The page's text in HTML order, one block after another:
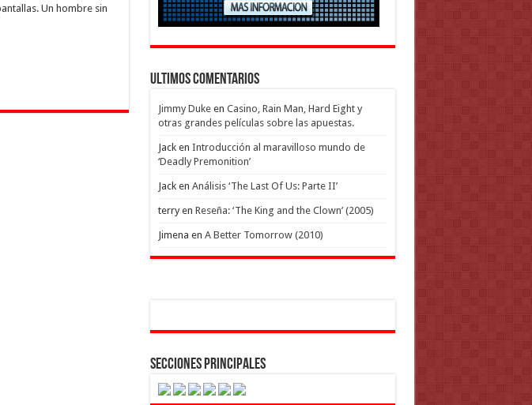
Un hombre sin
Ultimos Comentarios
Jimmy Dukeen Casino, Rain Man, Hard Eight y
otras grandes películas sobre las apuestas.
Jacken Introducción al maravilloso mundo de
‘Deadly Premonition’
Jacken Análisis ‘The Last Of Us: Parte II’
terryen Reseña: ‘The King and the Clown’ (2005)
Jimena en A Better Tomorrow (2010)
Secciones Principales